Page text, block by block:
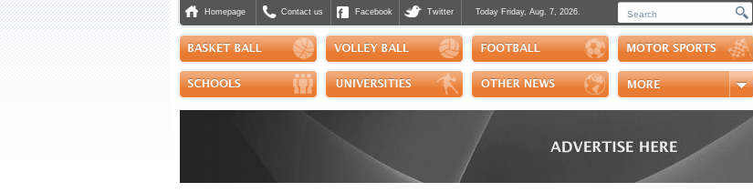
Homepage Contact us Facebook Twitter Today Friday, Aug. 7, 2026.
Polls
Scores
Handball